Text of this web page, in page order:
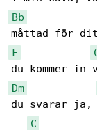
Bb
F
Dm
du svarar
C